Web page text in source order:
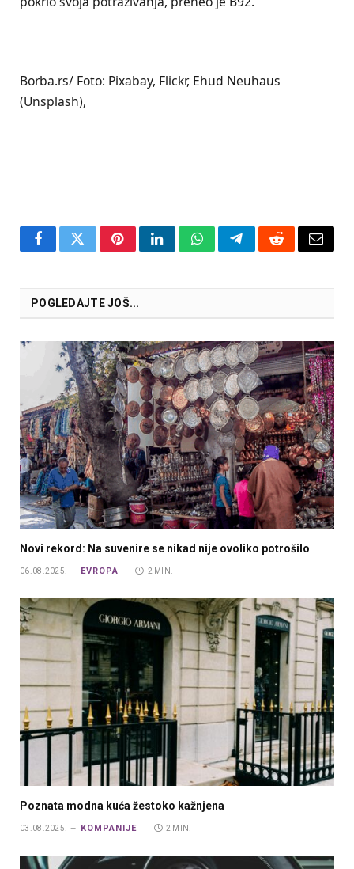
Borba.rs/ Foto: Pixabay, Flickr, Ehud Neuhaus
(Unsplash),
FacebookTwitterPinterestLinkedInWhatsAppTelegramRedditEmail
POGLEDAJTE JOŠ...
Novi rekord: Na suvenire se nikad nije ovoliko potrošilo
06.08.2025. EVROPA 2 MIN.
Poznata modna kuća žestoko kažnjena
03.08.2025. KOMPANIJE 2 MIN.